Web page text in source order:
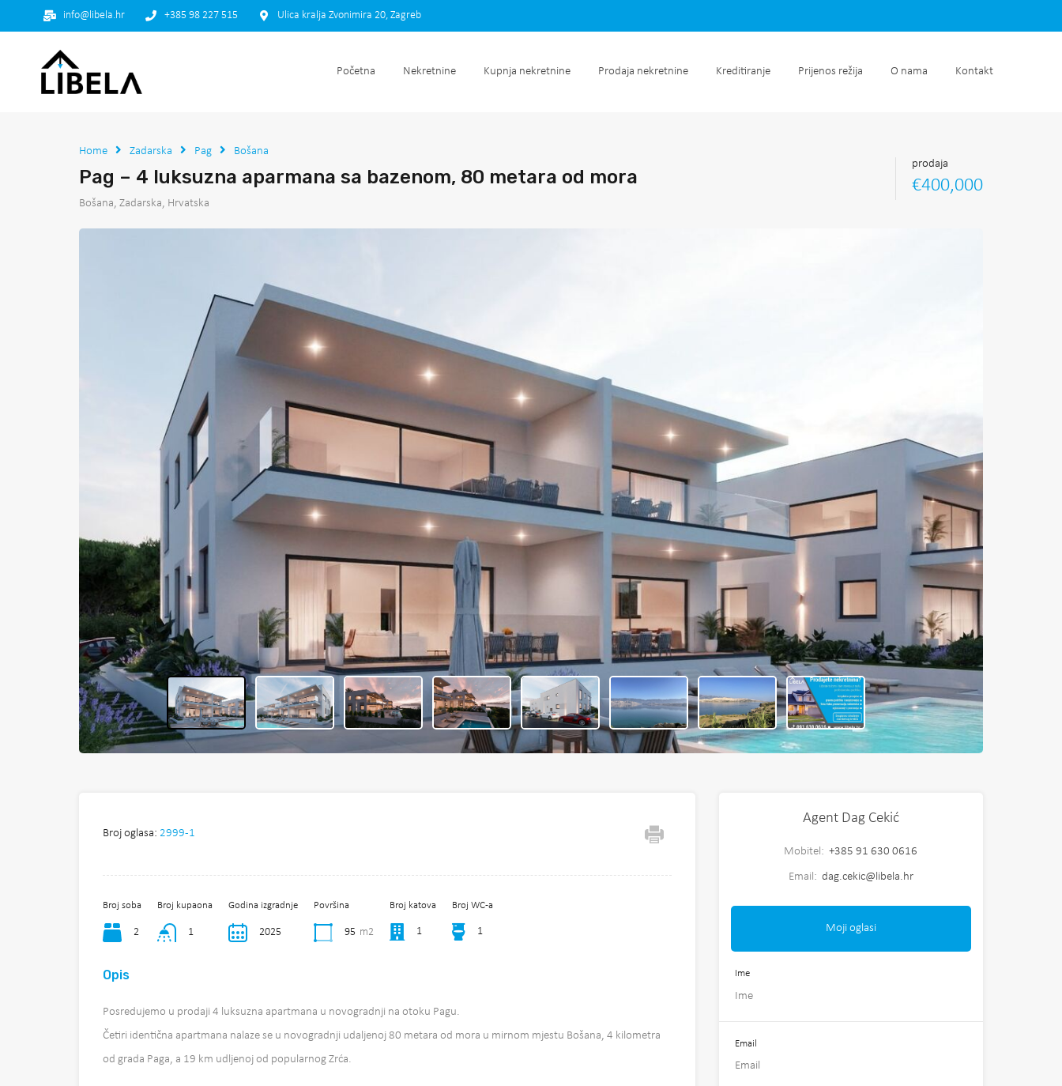
Početna Nekretnine Kupnja nekretnine Prodaja nekretnine Kreditiranje Prijenos režija O nama Kontakt
info@libela.hr +385 98 227 515 Ulica kralja Zvonimira 20, Zagreb
Početna Nekretnine Kupnja nekretnine Prodaja nekretnine Kreditiranje Prijenos režija O nama Kontakt
Home Zadarska Pag Bošana
Pag – 4 luksuzna aparmana sa bazenom, 80 metara od mora
Bošana, Zadarska, Hrvatska
prodaja
€400,000
Broj oglasa: 2999-1
Broj soba
2
Broj kupaona
1
Godina izgradnje
2025
Površina
95 m2
Broj katova
1
Broj WC-a
1
Opis
Posredujemo u prodaji 4 luksuzna apartmana u novogradnji na otoku Pagu.
Četiri identična apartmana nalaze se u novogradnji udaljenoj 80 metara od mora u mirnom mjestu Bošana, 4 kilometra
od grada Paga, a 19 km udljenoj od popularnog Zrća.
Agent Dag Cekić
Mobitel: +385 91 630 0616
Email: dag.cekic@libela.hr
Moji oglasi
Ime
Email